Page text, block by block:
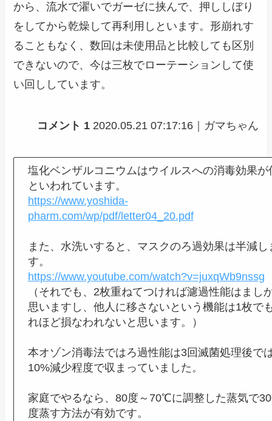
から、流水で濯いでガーゼに挟んで、押ししぼり
をしてから乾燥して再利用しといます。形崩れす
ることもなく、数回は未使用品と比較しても区別
できないので、今は三枚でローテーションして使
い回ししています。
コメント 12020.05.21 07:17:16｜ガマちゃん
塩化ベンザルコニウムはウイルスへの消毒効果が
といわれています。
https://www.yoshida-
pharm.com/wp/pdf/letter04_20.pdf
また、水洗いすると、マスクのろ過効果は半減し
す。
https://www.youtube.com/watch?v=juxqWb9nssg
（それでも、2枚重ねてつければ濾過性能はまし
思いますし、他人に移さないという機能は1枚で
れほど損なわれないと思います。）
本オゾン消毒法ではろ過性能は3回滅菌処理後で
10%減少程度で収まっていました。
家庭でやるなら、80度～70℃に調整した蒸気で
度蒸す方法が有効です。